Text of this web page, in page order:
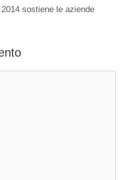
sostiene le aziende